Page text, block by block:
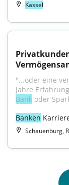
Kassel
"...oder eine
Bank oder
Banken
Schauenburg,